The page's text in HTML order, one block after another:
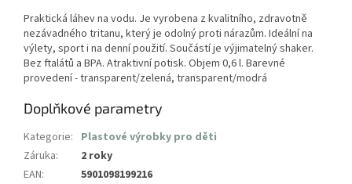
Praktická láhev na vodu. Je vyrobena z kvalitního, zdravotně
nezávadného tritanu, který je odolný proti nárazům. Ideální na
výlety, sport i na denní použití. Součástí je výjimatelný shaker.
Bez ftalátů a BPA. Atraktivní potisk. Objem 0,6 l. Barevné
provedení - transparent/zelená, transparent/modrá
Doplňkové parametry
Kategorie: Plastové výrobky pro děti
Záruka:
2 roky
EAN:
5901098199216